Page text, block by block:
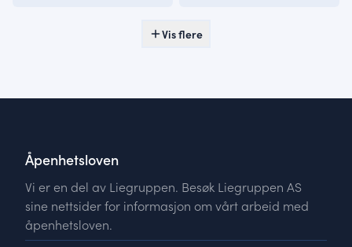
Vis flere
Åpenhetsloven
Vi er en del av Liegruppen. Besøk Liegruppen AS
sine nettsider for informasjon om vårt arbeid med
åpenhetsloven.